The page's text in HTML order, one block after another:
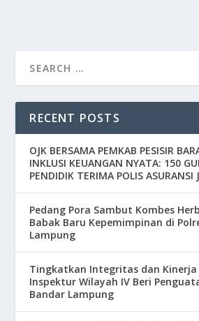
RECENT POSTS
OJK BERSAMA PEMKAB PESISIR
INKLUSI KEUANGAN NYATA: 150
PENDIDIK TERIMA POLIS ASURANSI
Pedang Pora Sambut Kombes
Babak Baru Kepemimpinan di
Lampung
Tingkatkan Integritas dan Kinerja
Inspektur Wilayah IV Beri
Bandar Lampung